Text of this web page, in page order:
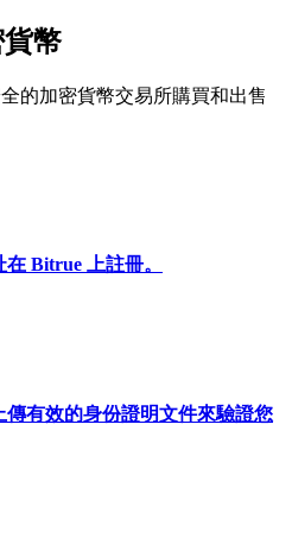
分析
幣
的加密貨幣交易所購買和出售
Bitrue 上註冊。
有效的身份證明文件來驗證您